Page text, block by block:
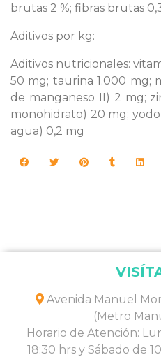
brutas 2 %; fibras brutas
Aditivos por kg:
Aditivos nutricionales:
50 mg; taurina 1.000 mg;
de manganeso II) 2 mg;
monohidrato) 20 mg;
agua) 0,2 mg
Avenida Manuel
(Metro
Horario de Atención:
18:30 hrs y Sábado de